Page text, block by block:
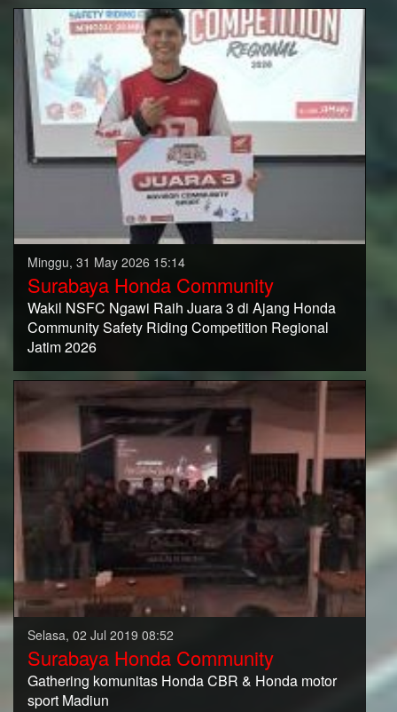
Minggu, 31 May 2026 15:14
Surabaya Honda Community
Wakil NSFC Ngawi Raih Juara 3 di Ajang Honda
Community Safety Riding Competition Regional
Jatim 2026
Selasa, 02 Jul 2019 08:52
Surabaya Honda Community
Gathering komunitas Honda CBR & Honda motor
sport Madiun